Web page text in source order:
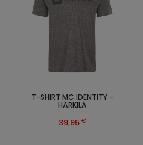
T-SHIRT MC IDENTITY -
HÄRKILA
39,95 €